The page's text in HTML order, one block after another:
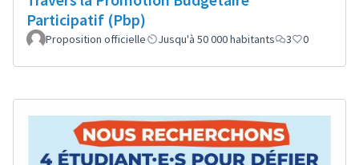
Participatif (Pbp)
Proposition officielle Jusqu'à 50 000 habitants 3 0